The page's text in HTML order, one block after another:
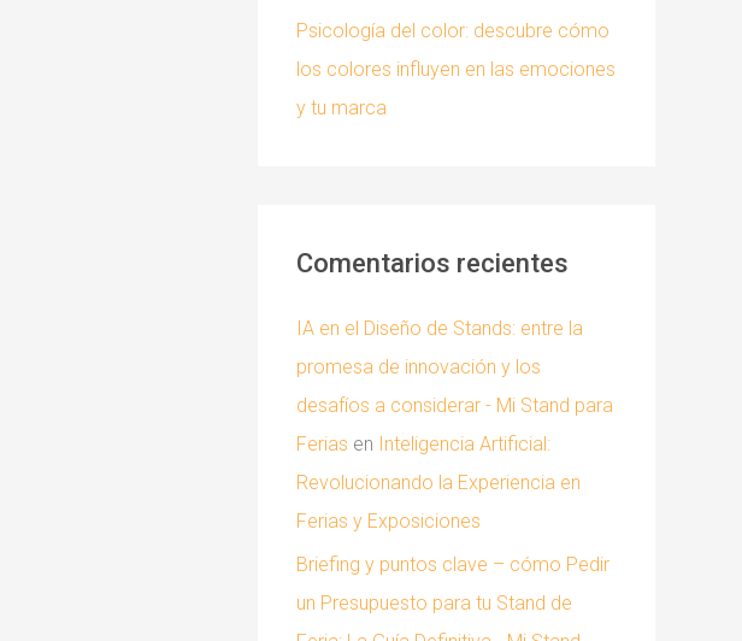
Psicología del color: descubre cómo
los colores influyen en las emociones
y tu marca
Comentarios recientes
IA en el Diseño de Stands: entre la
promesa de innovación y los
desafíos a considerar - Mi Stand para
Ferias en Inteligencia Artificial:
Revolucionando la Experiencia en
Ferias y Exposiciones
Briefing y puntos clave – cómo Pedir
un Presupuesto para tu Stand de